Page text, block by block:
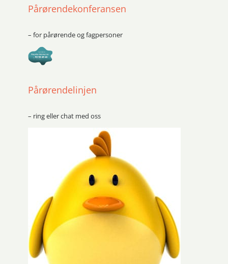
Pårørendekonferansen
– for pårørende og fagpersoner
Pårørendelinjen
– ring eller chat med oss